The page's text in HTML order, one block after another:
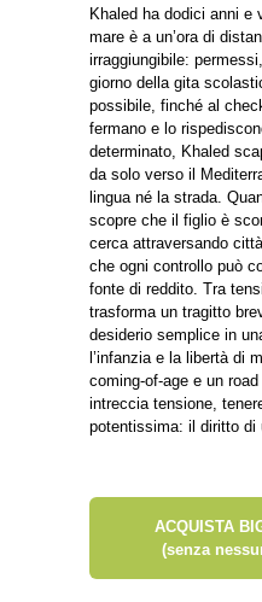
Khaled ha dodici anni e
mare è a un’ora di
irraggiungibile:
giorno della gita
possibile, finché al
fermano e lo
determinato, Khaled
da solo verso il
lingua né la strada.
scopre che il figlio è
cerca attraversando
che ogni controllo può
fonte di reddito. Tra
trasforma un tragitto
desiderio semplice in
l’infanzia e la libertà di
coming-of-age e un
intreccia tensione,
potentissima: il diritto di
ACQUISTA
(senza